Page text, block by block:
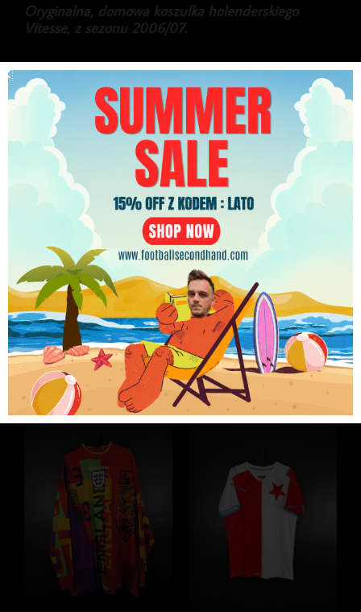
Oryginalna, domowa koszulka holenderskiego
Vitesse, z sezonu 2006/07.
Produkt marki Legea.
Koszulka w rzadkiej wersji, z długim rękawem.
279.99
Najniższa cena w ciągu ostatnich 30 dni: 279.99
Brak w magazynie
Kategorie Koszulki, Koszulki piłkarskie,Koszulki
piłkarskie klubowe ,LIGA HOLENDERSKA
Podobne produkty